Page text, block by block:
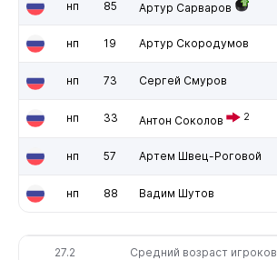
нп 85 Артур Сарваров
нп 19 Артур Скородумов
нп 73 Сергей Смуров
нп 33 Антон Соколов 2
нп 57 Артем Швец-Роговой
нп 88 Вадим Шутов
27.2 Средний возраст игроков